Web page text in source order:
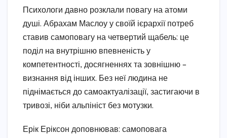
Психологи давно розклали повагу на атоми
душі. Абрахам Маслоу у своїй ієрархії потреб
ставив самоповагу на четвертий щабель: це
поділ на внутрішню впевненість у
компетентності, досягненнях та зовнішню –
визнання від інших. Без неї людина не
піднімається до самоактуалізації, застигаючи в
тривозі, ніби альпініст без мотузки.
Ерік Еріксон доповнював: самоповага